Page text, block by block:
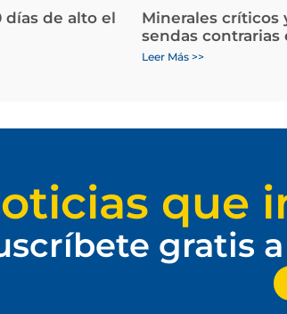
días de alto el
Minerales críticos
sendas contrarias
Leer Más >>
que
gratis